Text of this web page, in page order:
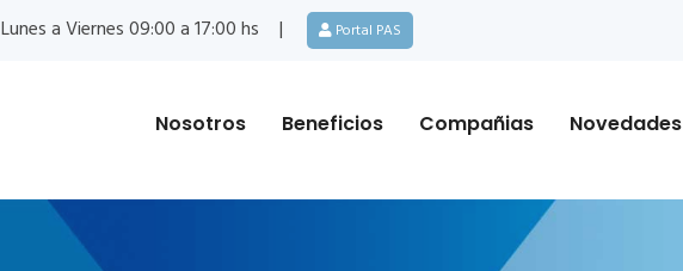
Lunes a Viernes 09:00 a 17:00 hs Portal PAS
Nosotros Beneficios Compañias Novedades